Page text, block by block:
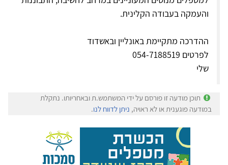
והעמקה בעבודה הקלינית.
ההדרכה מתקיימת באונליין ובאשדוד
לפרטים 054-7188519
שלי
תוכן מודעה זו פורסם על ידי המשתמש.ת ובאחריותו. נתקלת
במודעה פוגענית או לא ראויה, ניתן לדווח לנו.